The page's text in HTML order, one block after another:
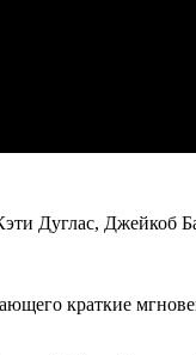
Дуглас,
краткие